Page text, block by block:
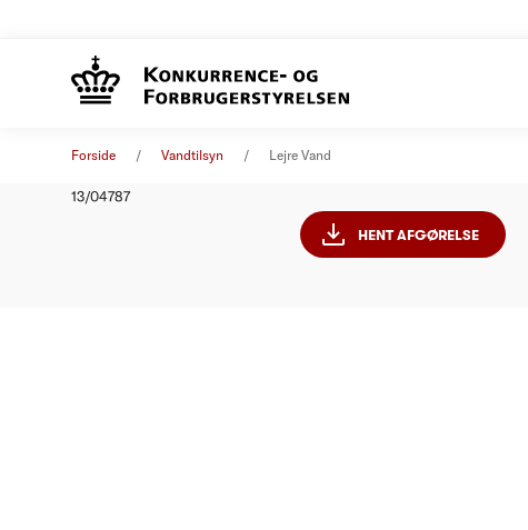
Forside Vandtilsyn Lejre Vand
13/04787
HENT AFGØRELSE